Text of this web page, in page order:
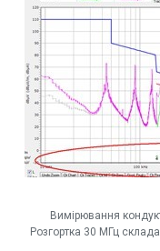
Вимірювання
Розгортка 30 МГц